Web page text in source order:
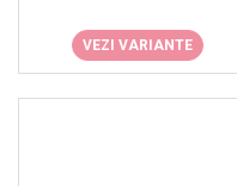
VEZI VARIANTE